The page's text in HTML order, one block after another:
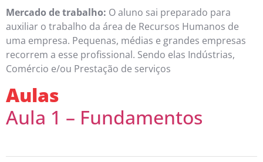
Mercado de trabalho: O aluno sai preparado para
auxiliar o trabalho da área de Recursos Humanos de
uma empresa. Pequenas, médias e grandes empresas
recorrem a esse profissional. Sendo elas Indústrias,
Comércio e/ou Prestação de serviços
Aulas
Aula 1 – Fundamentos